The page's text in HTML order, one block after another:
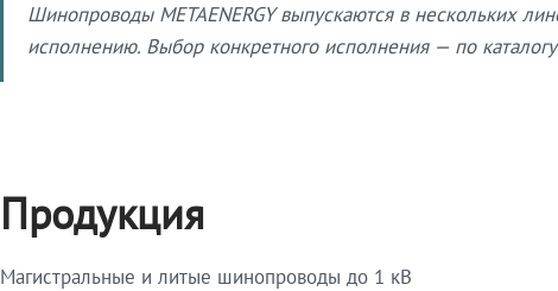
Шинопроводы METAENERGY выпускаются в нескольких
исполнению. Выбор конкретного исполнения — по
Продукция
Магистральные и литые шинопроводы до 1 кВ